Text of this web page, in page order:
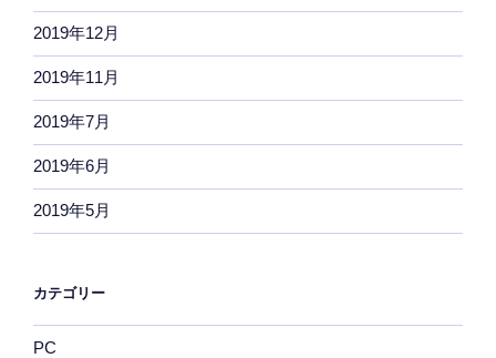
2019年12月
2019年11月
2019年7月
2019年6月
2019年5月
カテゴリー
PC